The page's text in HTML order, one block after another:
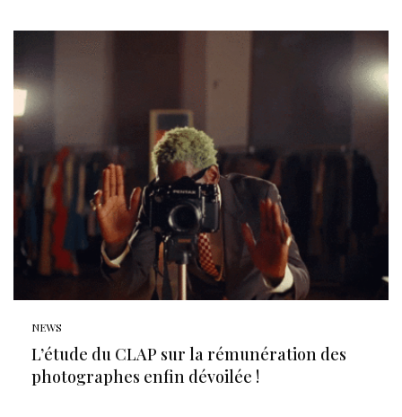
NEWS
L’étude du CLAP sur la rémunération des
photographes enfin dévoilée !